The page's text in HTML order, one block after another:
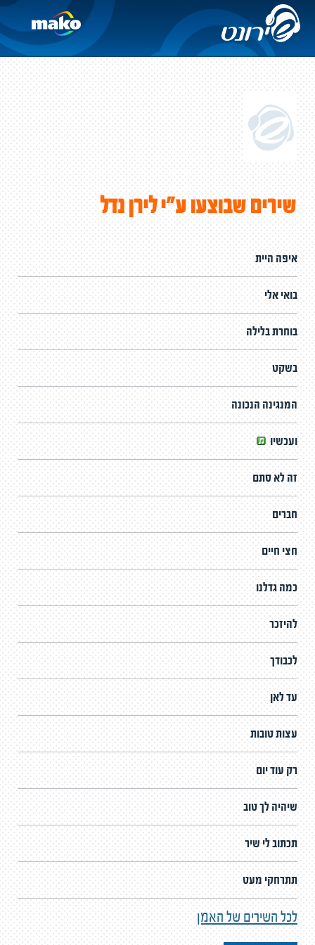
שירים שבוצעו ע"י לירן נדל
איפה היית
בואי אלי
בוחרת בלילה
בשקט
המנגינה הנכונה
ועכשיו
זה לא סתם
חברים
חצי חיים
כמה גדלנו
להיזכר
לכבודך
עד לאן
עצות טובות
רק עוד יום
שיהיה לך טוב
תכתוב לי שיר
תתרחקי מעט
לכל השירים של האמן